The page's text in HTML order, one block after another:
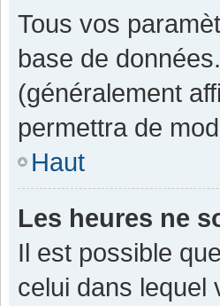
Tous vos
base de
(généralement
permettra de
Haut
Les heures ne
Il est possible
celui dans lequel